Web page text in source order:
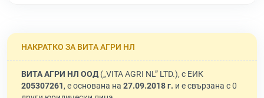
НАКРАТКО ЗА ВИТА АГРИ НЛ
ВИТА АГРИ НЛ ООД(„VITA AGRI NL” LTD.), с ЕИК
205307261, е основана на 27.09.2018 г. и е свързана с 0